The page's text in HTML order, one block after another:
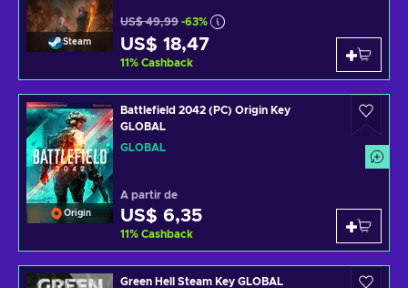
Steam
US$ 49,99 -63%
US$ 18,47
11% Cashback
Origin
Battlefield 2042 (PC) Origin Key
GLOBAL
GLOBAL
A partir de
US$ 6,35
11% Cashback
Green Hell Steam Key GLOBAL